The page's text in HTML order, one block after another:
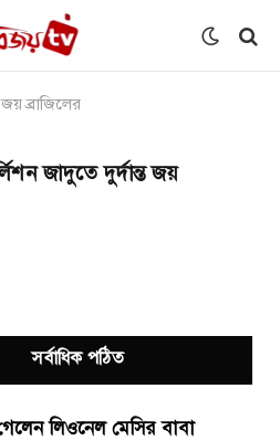
জয় ব্রাজিলের
জাদুতে দুর্দান্ত জয়
সর্বাধিক পঠিত
লিওনেল মেসির বাবা